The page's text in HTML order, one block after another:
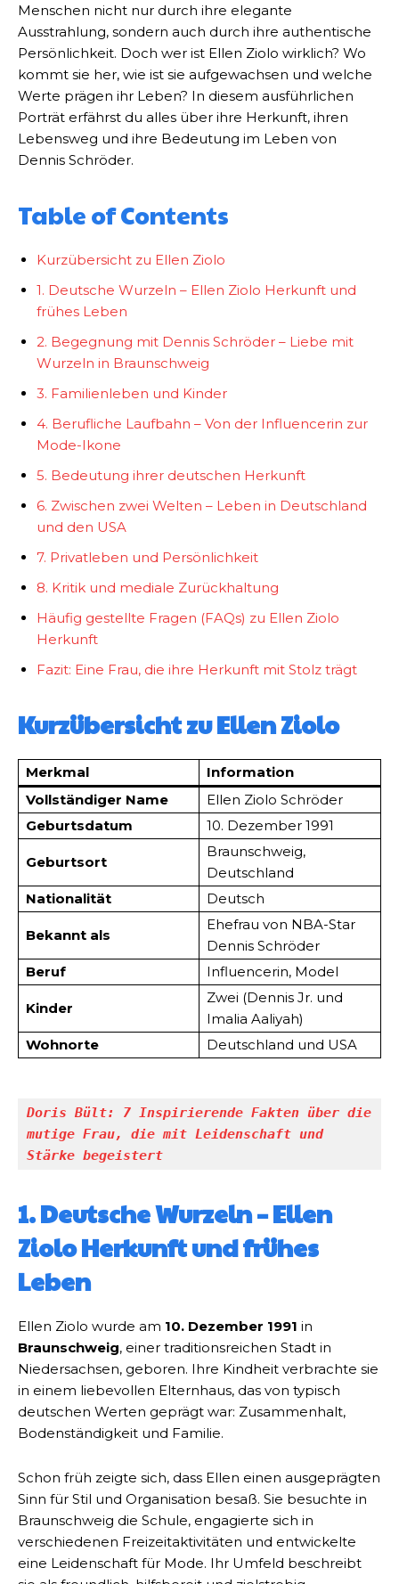
Menschen nicht nur durch ihre elegante
Ausstrahlung, sondern auch durch ihre authentische
Persönlichkeit. Doch wer ist Ellen Ziolo wirklich? Wo
kommt sie her, wie ist sie aufgewachsen und welche
Werte prägen ihr Leben? In diesem ausführlichen
Porträt erfährst du alles über ihre Herkunft, ihren
Lebensweg und ihre Bedeutung im Leben von
Dennis Schröder.
Table of Contents
Kurzübersicht zu Ellen Ziolo
1. Deutsche Wurzeln – Ellen Ziolo Herkunft und
frühes Leben
2. Begegnung mit Dennis Schröder – Liebe mit
Wurzeln in Braunschweig
3. Familienleben und Kinder
4. Berufliche Laufbahn – Von der Influencerin zur
Mode-Ikone
5. Bedeutung ihrer deutschen Herkunft
6. Zwischen zwei Welten – Leben in Deutschland
und den USA
7. Privatleben und Persönlichkeit
8. Kritik und mediale Zurückhaltung
Häufig gestellte Fragen (FAQs) zu Ellen Ziolo
Herkunft
Fazit: Eine Frau, die ihre Herkunft mit Stolz trägt
Kurzübersicht zu Ellen Ziolo
Merkmal
Information
Vollständiger Name
Ellen Ziolo Schröder
Geburtsdatum
10. Dezember 1991
Geburtsort
Braunschweig,
Deutschland
Nationalität
Deutsch
Bekannt als
Ehefrau von NBA-Star
Dennis Schröder
Beruf
Influencerin, Model
Kinder
Zwei (Dennis Jr. und
Imalia Aaliyah)
Wohnorte
Deutschland und USA
Doris Bült: 7 Inspirierende Fakten über die
mutige Frau, die mit Leidenschaft und
Stärke begeistert
1. Deutsche Wurzeln – Ellen
Ziolo Herkunft und frühes
Leben
Ellen Ziolo wurde am 10. Dezember 1991 in
Braunschweig, einer traditionsreichen Stadt in
Niedersachsen, geboren. Ihre Kindheit verbrachte sie
in einem liebevollen Elternhaus, das von typisch
deutschen Werten geprägt war: Zusammenhalt,
Bodenständigkeit und Familie.
Schon früh zeigte sich, dass Ellen einen ausgeprägten
Sinn für Stil und Organisation besaß. Sie besuchte in
Braunschweig die Schule, engagierte sich in
verschiedenen Freizeitaktivitäten und entwickelte
eine Leidenschaft für Mode. Ihr Umfeld beschreibt